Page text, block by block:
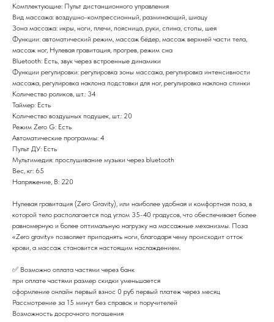
Комплектующие: Пульт дистанционного управления
Вид массажа: воздушно-компрессионный, разминающий, шиацу
Зона массажа: икры, ноги, плечи, поясница, руки, спина, стопы, шея
Функции: автоматический режим, массаж бёдер, массаж верхней части тела,
массаж ног, Нулевая гравитация, прогрев, режим сна
Bluetooth: Есть, звук через встроенные динамики
Функции регулировки: регулировка зоны массажа, регулировка интенсивности
массажа, регулировка наклона подставки для ног, регулировка наклона спинки
Количество роликов, шт.: 34
Таймер: Есть
Количество воздушных подушек, шт.: 20
Режим Zero G: Есть
Автоматические программы: 4
Пульт ДУ: Есть
Мультимедия: прослушивание музыки через bluetooth
Вес, кг: 65
Напряжение, В: 220
Нулевая гравитация (Zero Gravity), или наиболее удобная и комфортная поза, в
которой тело располагается под углом 35-40 градусов, что обеспечивает более
равномерную и более оптимальную нагрузку на массажные механизмы. Поза
«Zero gravity» позволяет приподнять ноги, благодаря чему происходит отток
крови, а массаж становится настоящим наслаждением.
✅ Возможно оплата частями через банк
при оплате частями размер скидки уменьшается
оформление онлайн первый взнос 0 руб первый платеж через месяц
Рассмотрение за 15 минут без справок и поручителей
Возможность досрочного погашения